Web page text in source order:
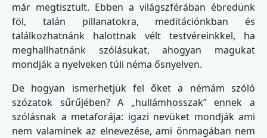
már megtisztult. Ebben a világszférában ébredünk
föl, talán pillanatokra, meditációnkban és
találkozhatnánk halottnak vélt testvéreinkkel, ha
meghallhatnánk szólásukat, ahogyan magukat
mondják a nyelveken túli néma ősnyelven.
De hogyan ismerhetjük fel őket a némám szóló
szózatok sűrűjében? A „hullámhosszak” ennek a
szólásnak a metaforája: igazi nevüket mondják ami
nem valaminek az elnevezése, ami önmagában nem